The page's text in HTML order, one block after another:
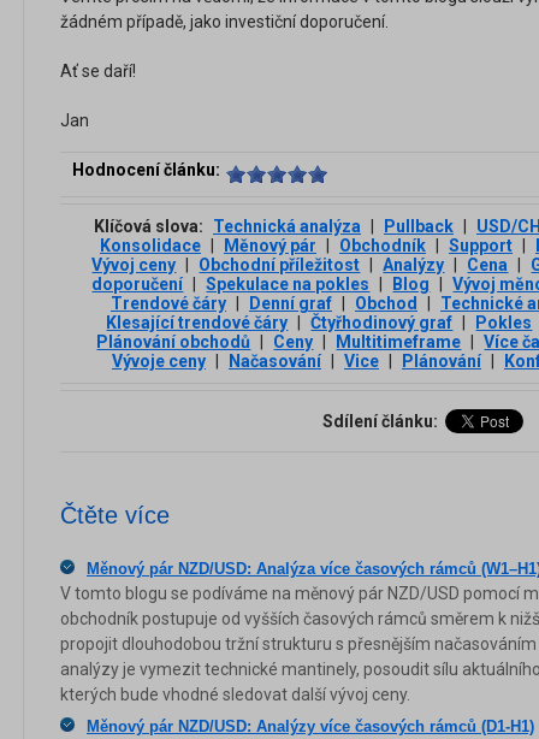
žádném případě, jako investiční doporučení.
Ať se daří!
Jan
Hodnocení článku:
Klíčová slova: Technická analýza Pullback
USD/
Konsolidace
Měnový pár Obchodník Support
Vývoj ceny
Obchodní příležitost Analýzy Cena
doporučení
Spekulace na pokles Blog
Vývoj
Trendové čáry
Denní graf Obchod
Technické
Klesající trendové čáry
Čtyřhodinový graf
Pokles
Plánování obchodů
Ceny Multitimeframe
Více
Vývoje ceny
Načasování Vice Plánování
Sdílení článku:
Čtěte více
Měnový pár NZD/USD: Analýza více časových rámců
V tomto blogu se podíváme na měnový pár NZD/USD pomocí
obchodník postupuje od vyšších časových rámců směrem k
propojit dlouhodobou tržní strukturu s přesnějším
analýzy je vymezit technické mantinely, posoudit sílu
kterých bude vhodné sledovat další vývoj ceny.
Měnový pár NZD/USD: Analýzy více časových rámců (D1-H1)